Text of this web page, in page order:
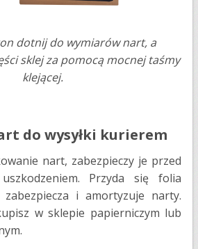
dotnij do wymiarów nart, a
sklej za pomocą mocnej taśmy
klejącej.
do wysyłki kurierem
nart, zabezpieczy je przed
Przyda się folia
i amortyzuje narty.
w sklepie papierniczym lub